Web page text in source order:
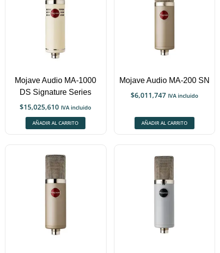
Mojave Audio MA-1000
DS Signature Series
$15,025,610 IVA incluido
AÑADIR AL CARRITO
Mojave Audio MA-200 SN
$6,011,747 IVA incluido
AÑADIR AL CARRITO